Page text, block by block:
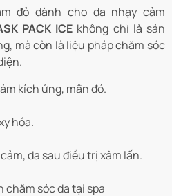
đỏ dành cho da nhạy cảm
PACK ICE không chỉ là sản
mà còn là liệu pháp chăm sóc
kích ứng, mẩn đỏ.
hóa.
da sau điều trị xâm lấn.
chăm sóc da tại spa